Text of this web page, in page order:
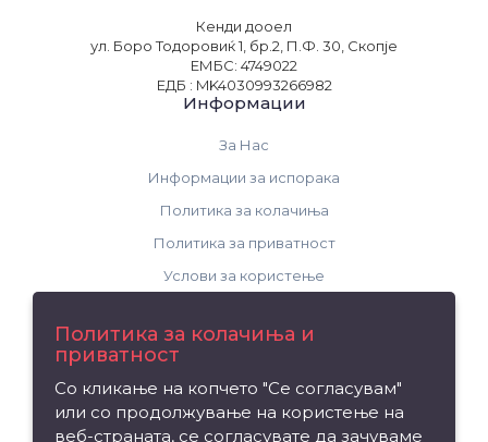
Кенди дооел
ул. Боро Тодоровиќ 1, бр.2, П.Ф. 30, Скопје
ЕМБС: 4749022
ЕДБ : MK4030993266982
Информации
За Нас
Информации за испорака
Политика за колачиња
Политика за приватност
Услови за користење
Рекламација на производ
Мапа на сајтот
Политика за колачиња и
приватност
Со кликање на копчето "Се согласувам"
или со продолжување на користење на
веб-страната, се согласувате да зачуваме